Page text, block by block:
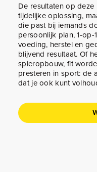
De resultaten op
tijdelijke oplossing,
die past bij iemands
persoonlijk plan, 1-
voeding, herstel en
blijvend resultaat. Of
spieropbouw, fit
presteren in sport: de
dat je ook kunt